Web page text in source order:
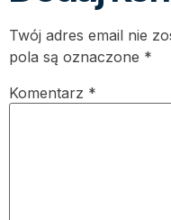
Twój adres email nie
pola są oznaczone *
Komentarz *